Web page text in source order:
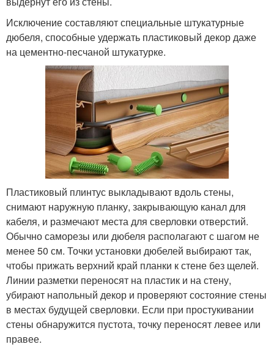
Исключение составляют специальные штукатурные
дюбеля, способные удержать пластиковый декор даже
на цементно-песчаной штукатурке.
Пластиковый плинтус выкладывают вдоль стены,
снимают наружную планку, закрывающую канал для
кабеля, и размечают места для сверловки отверстий.
Обычно саморезы или дюбеля располагают с шагом не
менее 50 см. Точки установки дюбелей выбирают так,
чтобы прижать верхний край планки к стене без щелей.
Линии разметки переносят на пластик и на стену,
убирают напольный декор и проверяют состояние стены
в местах будущей сверловки. Если при простукивании
стены обнаружится пустота, точку переносят левее или
правее.